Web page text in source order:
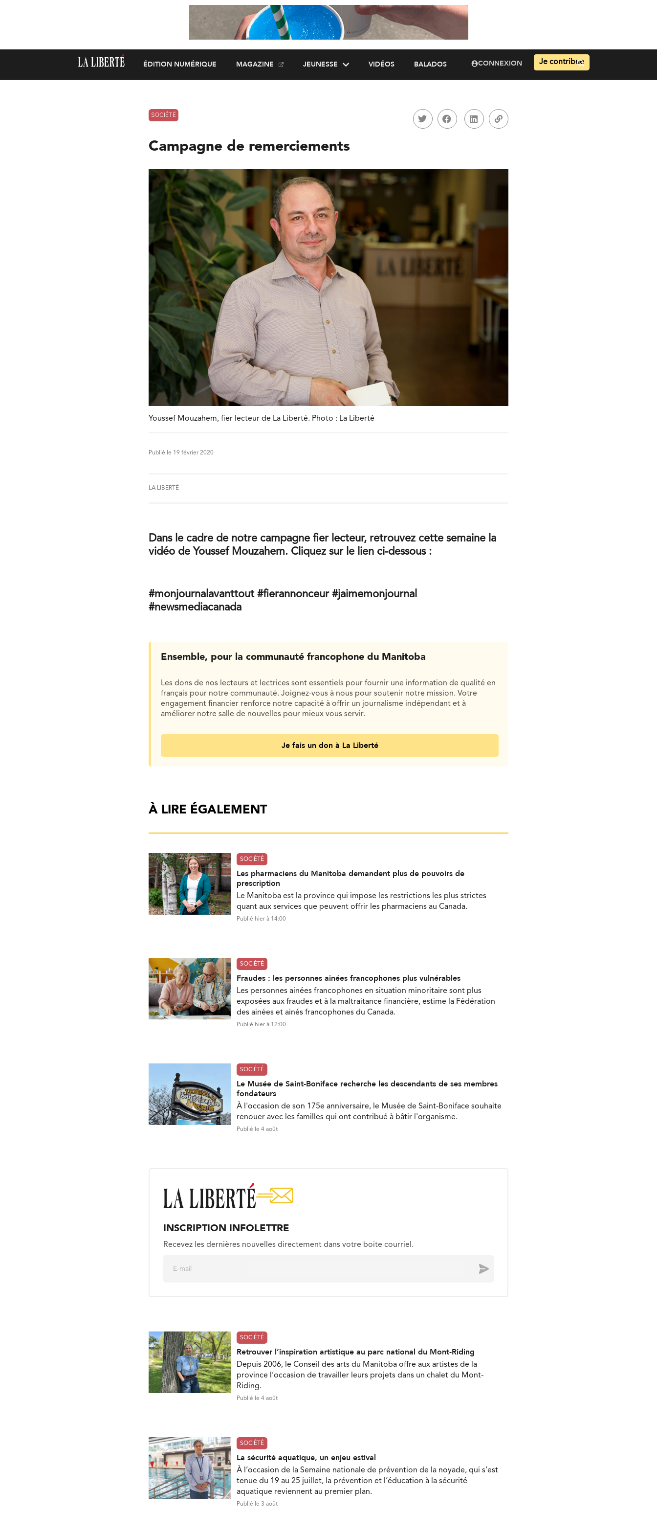
ÉDITION NUMÉRIQUE MAGAZINE JEUNESSE VIDÉOS BALADOS CONNEXION Je contribue
SOCIÉTÉ
Campagne de remerciements
Youssef Mouzahem, fier lecteur de La Liberté. Photo : La Liberté
Publié le 19 février 2020
LA LIBERTÉ
Dans le cadre de notre campagne fier lecteur, retrouvez cette semaine la
vidéo de Youssef Mouzahem. Cliquez sur le lien ci-dessous :
#monjournalavanttout #fierannonceur #jaimemonjournal
#newsmediacanada
Ensemble, pour la communauté francophone du Manitoba
Les dons de nos lecteurs et lectrices sont essentiels pour fournir une information de qualité en
français pour notre communauté. Joignez-vous à nous pour soutenir notre mission. Votre
engagement financier renforce notre capacité à offrir un journalisme indépendant et à
améliorer notre salle de nouvelles pour mieux vous servir.
Je fais un don à La Liberté
À LIRE ÉGALEMENT
SOCIÉTÉ
Les pharmaciens du Manitoba demandent plus de pouvoirs de
prescription
Le Manitoba est la province qui impose les restrictions les plus strictes
quant aux services que peuvent offrir les pharmaciens au Canada.
Publié hier à 14:00
SOCIÉTÉ
Fraudes : les personnes ainées francophones plus vulnérables
Les personnes ainées francophones en situation minoritaire sont plus
exposées aux fraudes et à la maltraitance financière, estime la Fédération
des ainées et ainés francophones du Canada.
Publié hier à 12:00
SOCIÉTÉ
Le Musée de Saint-Boniface recherche les descendants de ses membres
fondateurs
À l'occasion de son 175e anniversaire, le Musée de Saint-Boniface souhaite
renouer avec les familles qui ont contribué à bâtir l'organisme.
Publié le 4 août
INSCRIPTION INFOLETTRE
Recevez les dernières nouvelles directement dans votre boite courriel.
Envoyer
SOCIÉTÉ
Retrouver l’inspiration artistique au parc national du Mont-Riding
Depuis 2006, le Conseil des arts du Manitoba offre aux artistes de la
province l’occasion de travailler leurs projets dans un chalet du Mont-
Riding.
Publié le 4 août
SOCIÉTÉ
La sécurité aquatique, un enjeu estival
À l’occasion de la Semaine nationale de prévention de la noyade, qui s’est
tenue du 19 au 25 juillet, la prévention et l’éducation à la sécurité
aquatique reviennent au premier plan.
Publié le 3 août